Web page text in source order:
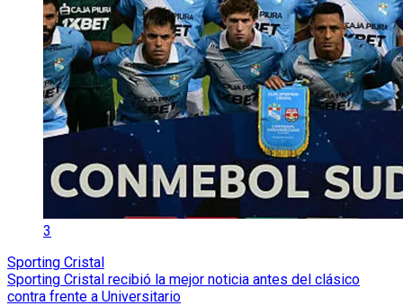
3
Sporting Cristal
Sporting Cristal recibió la mejor noticia antes del clásico
contra frente a Universitario